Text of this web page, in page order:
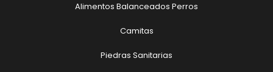
Alimentos Balanceados Perros
Camitas
Piedras Sanitarias